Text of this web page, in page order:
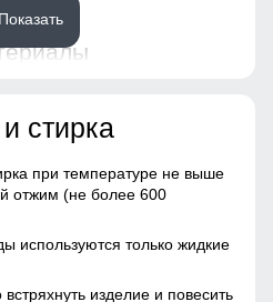
трикотаж
особенности
стирка
при температуре не выше
отжим (не более 600
используются только жидкие
изделие и повесить